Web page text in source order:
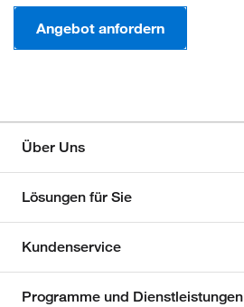
Angebot anfordern
Über Uns
Lösungen für Sie
Kundenservice
Programme und Dienstleistungen